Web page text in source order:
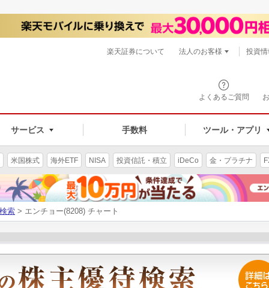
よくあるご質問
サービス 手数料 ツール・アプリ
楽天証券について 法人のお客様 投資
米国株式 海外ETF NISA 投資信託・積立 iDeCo 金・プラチナ
索 > エンチョー(8208) チャート